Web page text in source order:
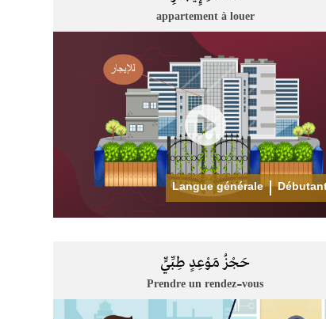
appartement à louer
Langue générale
حَجْزُ مَوْعِدٍ طِبِّيٍّ
Prendre un rendez-vous